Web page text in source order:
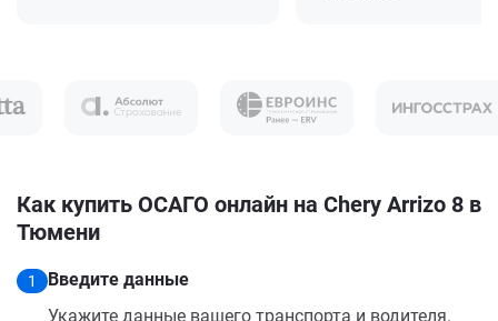
Как купить ОСАГО онлайн на Chery Arrizo 8 в
Тюмени
1
Введите данные
Укажите данные вашего транспорта и водителя.